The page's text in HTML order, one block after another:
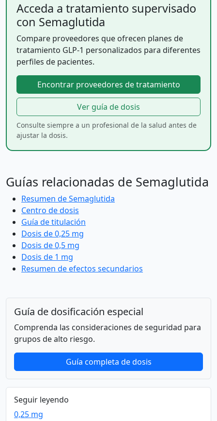
Acceda a tratamiento supervisado
con Semaglutida
Compare proveedores que ofrecen planes de
tratamiento GLP-1 personalizados para diferentes
perfiles de pacientes.
Encontrar proveedores de tratamiento
Ver guía de dosis
Consulte siempre a un profesional de la salud antes de
ajustar la dosis.
Guías relacionadas de Semaglutida
Resumen de Semaglutida
Centro de dosis
Guía de titulación
Dosis de 0,25 mg
Dosis de 0,5 mg
Dosis de 1 mg
Resumen de efectos secundarios
Guía de dosificación especial
Comprenda las consideraciones de seguridad para
grupos de alto riesgo.
Guía completa de dosis
Seguir leyendo
0,25 mg